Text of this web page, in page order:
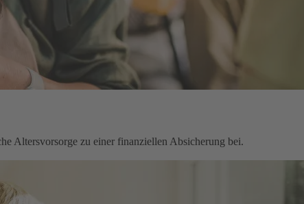
Altersvorsorge zu einer finanziellen Absicherung bei.